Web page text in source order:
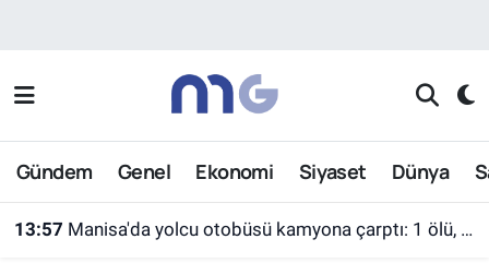
Gündem Genel Ekonomi Siyaset Dünya
13:57 Manisa'da yolcu otobüsü kamyona çarptı: 1 ölü, 7 yaralı
Nöbetçi Eczaneler
Hava Durumu